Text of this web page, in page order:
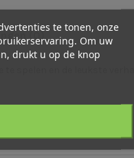
(0)
spelen en de leukste
te tonen, onze
Om uw
drukt u op de knop